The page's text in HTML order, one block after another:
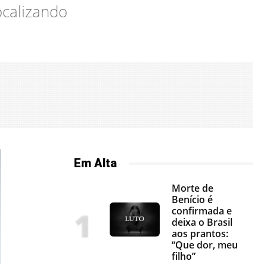
Em Alta
Morte de
Benício é
confirmada e
deixa o Brasil
aos prantos:
“Que dor, meu
filho”